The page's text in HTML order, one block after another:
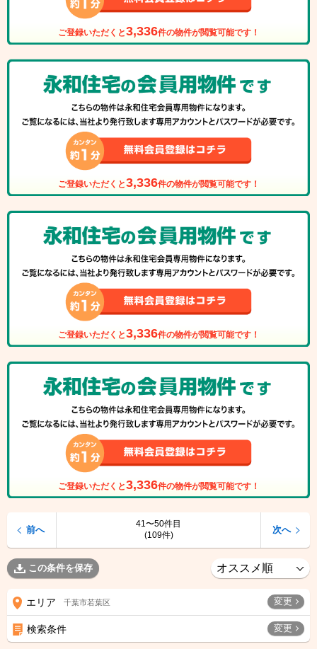
ご登録いただくと3,336件の物件が閲覧可能です！
ご登録いただくと3,336件の物件が閲覧可能です！
ご登録いただくと3,336件の物件が閲覧可能です！
ご登録いただくと3,336件の物件が閲覧可能です！
41〜50件目
(109件)
前へ 次へ
この条件を保存
エリア 千葉市若葉区 変更
検索条件 変更